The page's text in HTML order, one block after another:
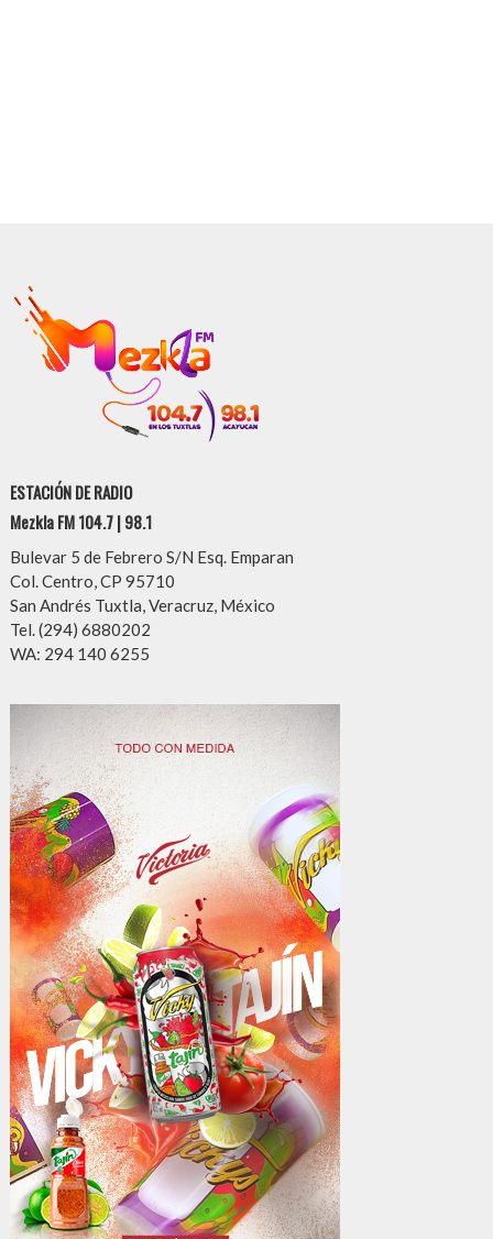
ESTACIÓN DE RADIO
Mezkla FM 104.7 | 98.1
Bulevar 5 de Febrero S/N Esq. Emparan
Col. Centro, CP 95710
San Andrés Tuxtla, Veracruz, México
Tel. (294) 6880202
WA: 294 140 6255